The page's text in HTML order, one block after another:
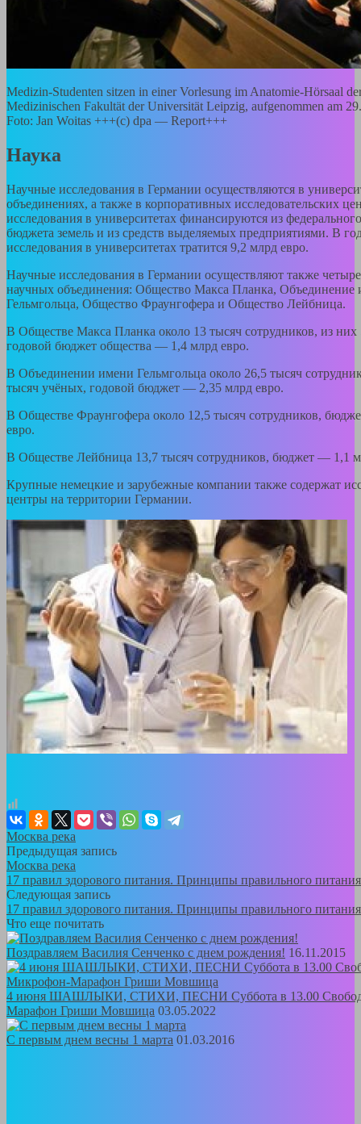
Medizin-Studenten sitzen in einer Vorlesung im Anatomie-Hörsaal
Medizinischen Fakultät der Universität Leipzig, aufgenommen am
Foto: Jan Woitas +++(c) dpa — Report+++
Наука
Научные исследования в Германии осуществляются в
объединениях, а также в корпоративных исследовательских
исследования в университетах финансируются из
бюджета земель и из средств выделяемых предприятиями. В
исследования в университетах тратится 9,2 млрд евро.
Научные исследования в Германии осуществляют также
научных объединения: Общество Макса Планка, Объединение
Гельмгольца, Общество Фраунгофера и Общество Лейбница.
В Обществе Макса Планка около 13 тысяч сотрудников, из
годовой бюджет общества — 1,4 млрд евро.
В Объединении имени Гельмгольца около 26,5 тысяч
тысяч учёных, годовой бюджет — 2,35 млрд евро.
В Обществе Фраунгофера около 12,5 тысяч сотрудников,
евро.
В Обществе Лейбница 13,7 тысяч сотрудников, бюджет — 1,1
Крупные немецкие и зарубежные компании также содержат
центры на территории Германии.
Москва река
Предыдущая запись
Москва река
17 правил здорового питания. Принципы правильного
Следующая запись
17 правил здорового питания. Принципы правильного
Что еще почитать
Поздравляем Василия Сенченко с днем рождения! 16.11.2015
4 июня ШАШЛЫКИ, СТИХИ, ПЕСНИ Суббота в 13.00
Марафон Гриши Мовшица 03.05.2022
С первым днем весны 1 марта 01.03.2016